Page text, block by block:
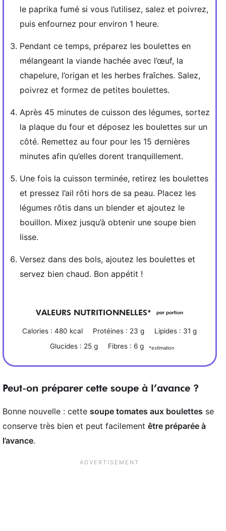
le paprika fumé si vous l’utilisez, salez et poivrez,
puis enfournez pour environ 1 heure.
Pendant ce temps, préparez les boulettes en
mélangeant la viande hachée avec l’œuf, la
chapelure, l’origan et les herbes fraîches. Salez,
poivrez et formez de petites boulettes.
Après 45 minutes de cuisson des légumes, sortez
la plaque du four et déposez les boulettes sur un
côté. Remettez au four pour les 15 dernières
minutes afin qu’elles dorent tranquillement.
Une fois la cuisson terminée, retirez les boulettes
et pressez l’ail rôti hors de sa peau. Placez les
légumes rôtis dans un blender et ajoutez le
bouillon. Mixez jusqu’à obtenir une soupe bien
lisse.
Versez dans des bols, ajoutez les boulettes et
servez bien chaud. Bon appétit !
VALEURS NUTRITIONNELLES* par portion
Calories :480 kcal Protéines : 23 g Lipides : 31 g
Glucides : 25g Fibres : 6 g *estimation
Peut-on préparer cette soupe à l’avance ?
Bonne nouvelle : cette soupe tomates aux boulettes se
conserve très bien et peut facilement être préparée à
l’avance.